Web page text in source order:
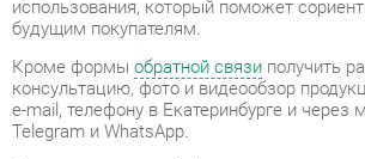
Умывальники с тумбой также можно
в нашем шоу-руме и купить Тумба навесная
Форест 100 Z2 19870 Дуб Канзас,
с нашего центрального склада в г.
список адресов и магазинов смотрите на
контактов.